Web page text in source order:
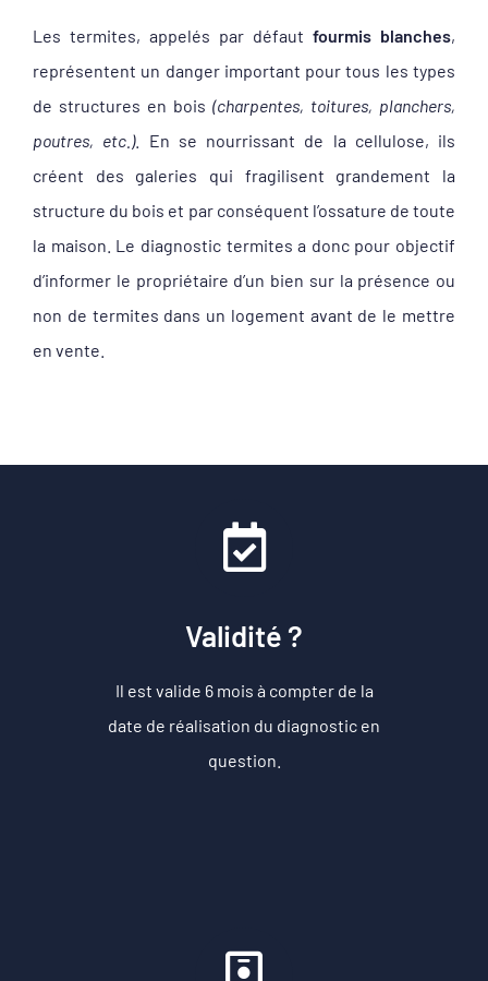
Les termites, appelés par défaut fourmis blanches,
représentent un danger important pour tous les types
de structures en bois (charpentes, toitures, planchers,
poutres, etc.). En se nourrissant de la cellulose, ils
créent des galeries qui fragilisent grandement la
structure du bois et par conséquent l’ossature de toute
la maison. Le diagnostic termites a donc pour objectif
d’informer le propriétaire d’un bien sur la présence ou
non de termites dans un logement avant de le mettre
en vente.
Validité ?
Il est valide 6 mois à compter de la
date de réalisation du diagnostic en
question.